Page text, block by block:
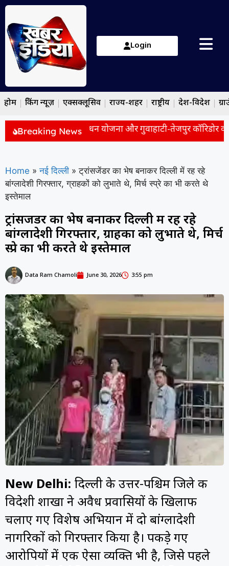
Login
होम ब्रेकिंग न्यूज़ एक्सक्लूसिव राज्य-शहर राष्ट्रीय देश-विदेश
Breaking News
के बड़े फैसले: गोबरधन योजना और गुवाहाटी-तेजपुर कॉरिडोर को
Home » नई दिल्ली » ट्रांसजेंडर का भेष बनाकर दिल्ली में रह रहे
बांग्लादेशी गिरफ्तार, ग्राहकों को लुभाते थे, मिर्च स्प्रे का भी करते थे
इस्तेमाल
ट्रांसजेंडर का भेष बनाकर दिल्ली में रह रहे
बांग्लादेशी गिरफ्तार, ग्राहकों को लुभाते थे, मिर्च
स्प्रे का भी करते थे इस्तेमाल
Data Ram Chamoli June 30, 2026 3:55 pm
New Delhi: दिल्ली के उत्तर-पश्चिम जिले की
विदेशी शाखा ने अवैध प्रवासियों के खिलाफ
चलाए गए विशेष अभियान में दो बांग्लादेशी
नागरिकों को गिरफ्तार किया है। पकड़े गए
आरोपियों में एक ऐसा व्यक्ति भी है, जिसे पहले